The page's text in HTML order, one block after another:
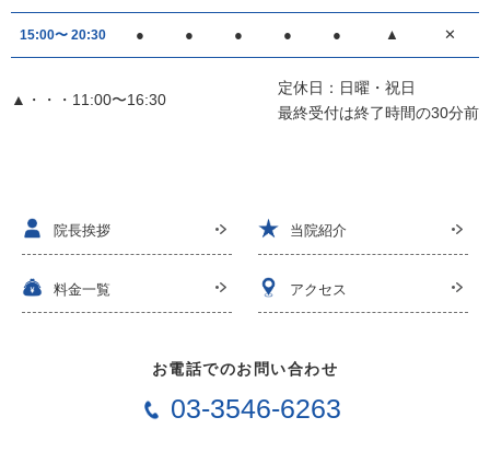
院長挨拶 当院紹介
料金一覧 アクセス
15:00〜 20:30 ● ● ● ● ● ▲ ✕
▲・・・11:00〜16:30
定休日：日曜・祝日
最終受付は終了時間の30分前
お電話でのお問い合わせ
03-3546-6263